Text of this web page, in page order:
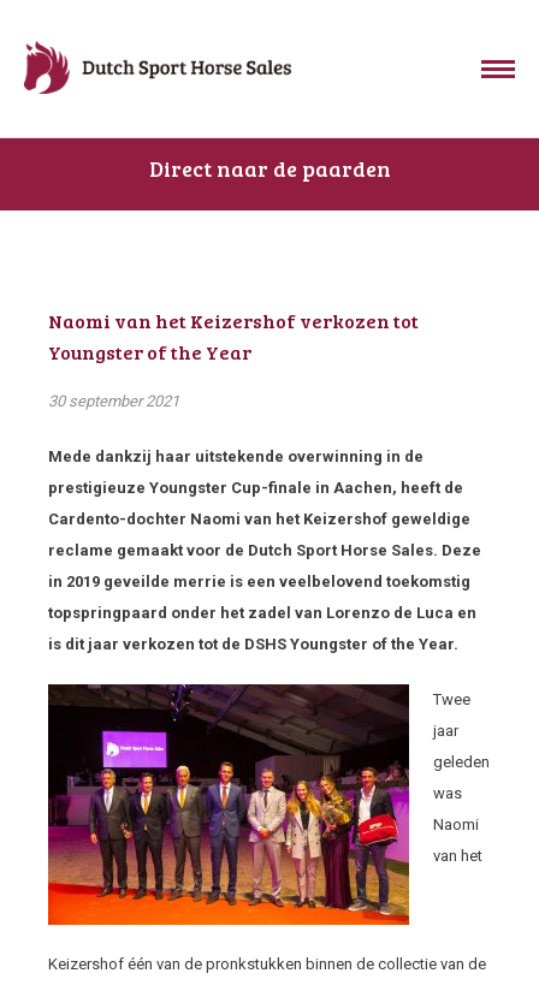
Direct naar de paarden
Naomi van het Keizershof verkozen tot
Youngster of the Year
30 september 2021
Mede dankzij haar uitstekende overwinning in de
prestigieuze Youngster Cup-finale in Aachen, heeft de
Cardento-dochter Naomi van het Keizershof geweldige
reclame gemaakt voor de Dutch Sport Horse Sales. Deze
in 2019 geveilde merrie is een veelbelovend toekomstig
topspringpaard onder het zadel van Lorenzo de Luca en
is dit jaar verkozen tot de DSHS Youngster of the Year.
Twee
jaar
geleden
was
Naomi
van het
Keizershof één van de pronkstukken binnen de collectie van de